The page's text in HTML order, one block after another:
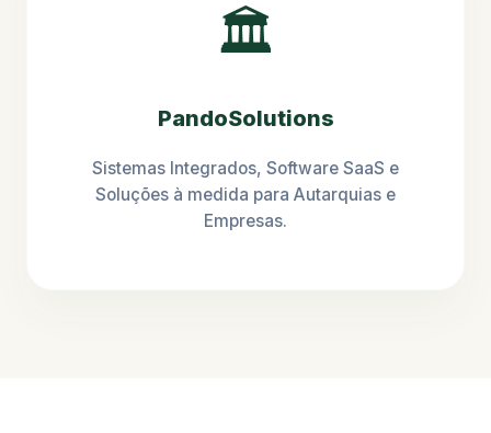
🏛️
PandoSolutions
Sistemas Integrados, Software SaaS e
Soluções à medida para Autarquias e
Empresas.